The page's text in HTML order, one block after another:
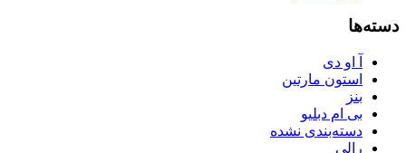
دسته‌ها
آ او دی
استون مارتین
بنز
بی ام دبلیو
دسته‌بندی نشده
رالی